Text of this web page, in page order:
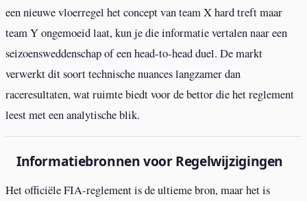
een nieuwe vloerregel het concept van team X hard treft maar
team Y ongemoeid laat, kun je die informatie vertalen naar een
seizoensweddenschap of een head-to-head duel. De markt
verwerkt dit soort technische nuances langzamer dan
raceresultaten, wat ruimte biedt voor de bettor die het reglement
leest met een analytische blik.
Informatiebronnen voor Regelwijzigingen
Het officiële FIA-reglement is de ultieme bron, maar het is